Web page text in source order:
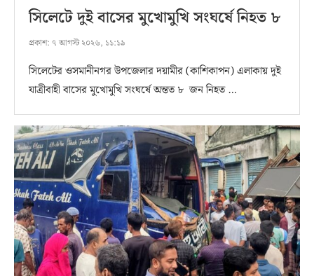
সিলেটে দুই বাসের মুখোমুখি সংঘর্ষে নিহত ৮
প্রকাশ: ৭ আগস্ট ২০২৬, ১১:১৯
সিলেটের ওসমানীনগর উপজেলার দয়ামীর (কাশিকাপন) এলাকায় দুই
যাত্রীবাহী বাসের মুখোমুখি সংঘর্ষে অন্তত ৮ জন নিহত …